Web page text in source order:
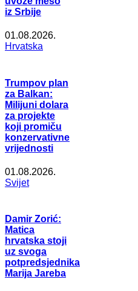
iz Srbije
01.08.2026.
Hrvatska
Trumpov plan
za Balkan:
Milijuni dolara
za projekte
koji promiču
konzervativne
vrijednosti
01.08.2026.
Svijet
Damir Zorić:
Matica
hrvatska stoji
uz svoga
potpredsjednika
Marija Jareba